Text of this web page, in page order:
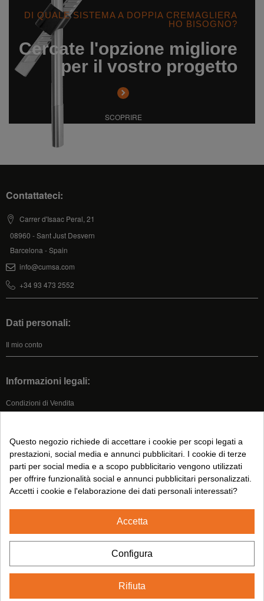
DI QUALE SISTEMA A DOPPIA CREMAGLIERA
HO BISOGNO?
Cercate l'opzione migliore
per il vostro progetto
SCOPRIRE
Contattateci:
Carrer d'Isaac Peral, 21
08960 - Sant Just Desvern
Barcelona - Spain
info@cumsa.com
+34 93 473 2552
Dati personali:
Il mio conto
Informazioni legali:
Condizioni di Vendita
Informativa sui Cookie
Seguici su:
2024© CUMSA - Tutti i diritti riservati.
Questo negozio richiede di accettare i cookie per scopi legati a
prestazioni, social media e annunci pubblicitari. I cookie di terze
parti per social media e a scopo pubblicitario vengono utilizzati
per offrire funzionalità social e annunci pubblicitari personalizzati.
Accetti i cookie e l'elaborazione dei dati personali interessati?
Accetta
Configura
Rifiuta